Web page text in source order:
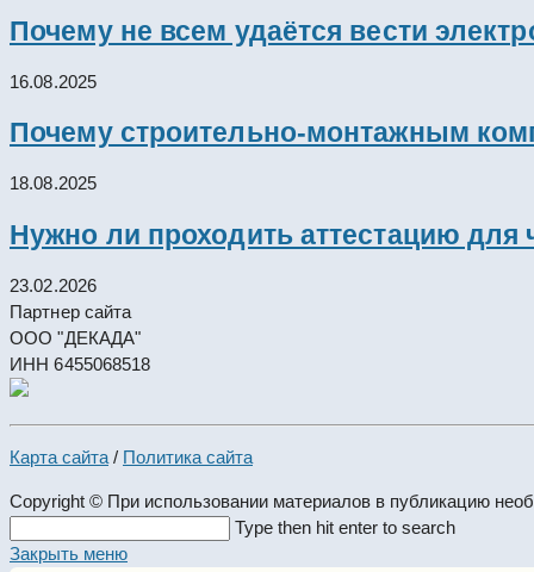
Почему не всем удаётся вести
16.08.2025
Почему строительно-монтажным
18.08.2025
Нужно ли проходить аттестацию для
23.02.2026
Партнер сайта
ООО "ДЕКАДА"
ИНН 6455068518
Карта сайта / Политика сайта
Copyright © При использовании материалов в публикацию
this
Type then hit enter to search
Закрыть меню